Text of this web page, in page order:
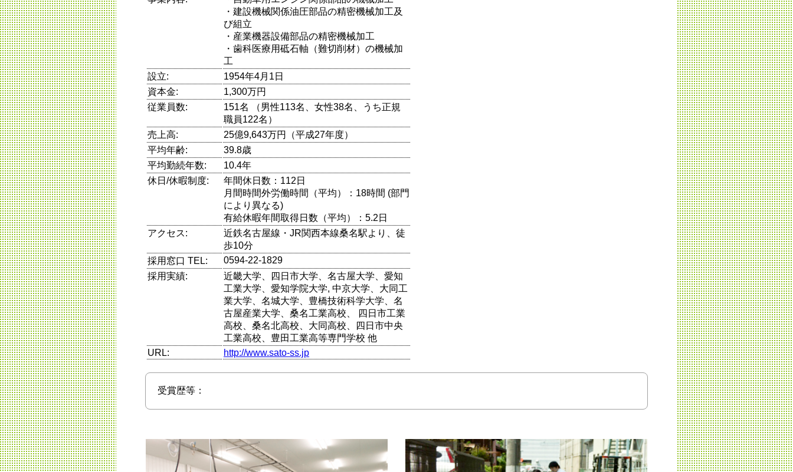
・建設機械関係油圧部品の精密機械加工及
び組立
・産業機器設備部品の精密機械加工
・歯科医療用砥石軸（難切削材）の機械加
工
設立:
1954年4月1日
資本金:
1,300万円
従業員数:
151名 （男性113名、女性38名、うち正規
職員122名）
売上高:
25億9,643万円（平成27年度）
平均年齢:
39.8歳
平均勤続年数:
10.4年
休日/休暇制度:
年間休日数：112日
月間時間外労働時間（平均）：18時間 (部門
により異なる)
有給休暇年間取得日数（平均）：5.2日
アクセス:
近鉄名古屋線・JR関西本線桑名駅より、徒
歩10分
採用窓口 TEL:
0594-22-1829
採用実績:
近畿大学、四日市大学、名古屋大学、愛知
工業大学、愛知学院大学, 中京大学、大同工
業大学、名城大学、豊橋技術科学大学、名
古屋産業大学、桑名工業高校、 四日市工業
高校、桑名北高校、大同高校、四日市中央
工業高校、豊田工業高等専門学校 他
URL:
http://www.sato-ss.jp
受賞歴等：